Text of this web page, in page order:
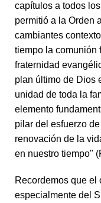
capítulos a todos
permitió a la Orden
cambiantes
tiempo la comunión
fraternidad
plan último de Dios
unidad de toda la
elemento
pilar del esfuerzo
renovación de la
en nuestro tiempo"
Recordemos que el
especialmente del